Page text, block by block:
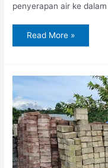
penyerapan air ke dalam
Read More »
Jual
di
Sanga-
sanga